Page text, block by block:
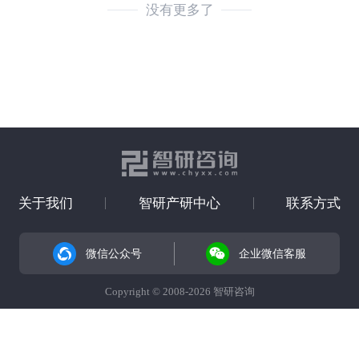
没有更多了
关于我们 智研产研中心 联系方式
微信公众号 企业微信客服
Copyright © 2008-2026 智研咨询